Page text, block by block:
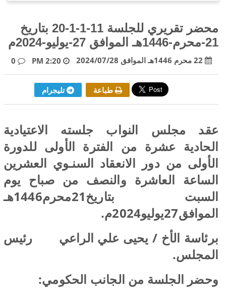
محضر تقريري للجلسة 11-1-1-20 بتاريخ
21-محرم-1446هـ الموافق 27-يوليو-2024م
22 محرم 1446هـ الموافق 2024/07/28 2:20 PM
0
طباعة تليجرام
عقد مجلس النواب جلسته الاعتيادية
الحادية عشرة من الفترة الأولى للدورة
الأولى من دور الانعقاد السنـوي العشرين
الساعة العاشرة والنصف من صباح يوم
السبت بتاريخ21محرم1446هـ
الموافق27يوليو2024م.
برئاسة الأخ / يحيى علي الراعي رئيس
المجلس.
وحضر الجلسة من الجانب الحكومي: